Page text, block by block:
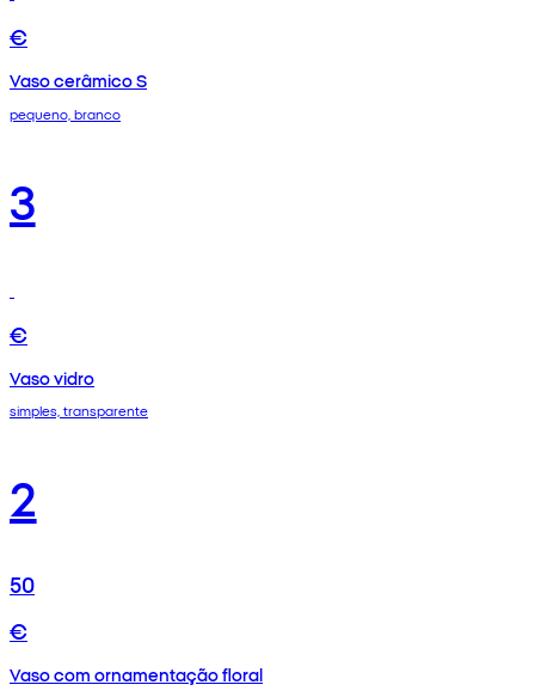
€
Vaso cerâmico S
pequeno, branco
3
€
Vaso vidro
simples, transparente
2
50
€
Vaso com ornamentação floral